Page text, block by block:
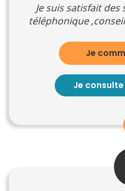
Je suis satisfait des
téléphonique
Je
Je